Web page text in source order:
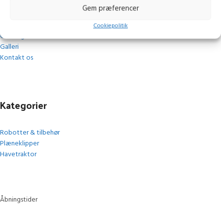
Gem præferencer
Cookiepolitik
Omkring
Galleri
Kontakt os
Kategorier
Robotter & tilbehør
Plæneklipper
Havetraktor
Åbningstider